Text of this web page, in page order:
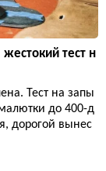
тест н
Тест на запы
до 400-д
дорогой вынес